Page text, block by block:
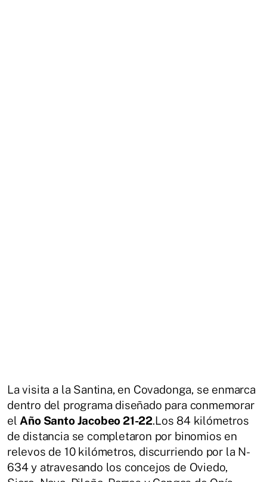
La visita a la Santina, en Covadonga, se enmarca
dentro del programa diseñado para conmemorar
el Año Santo Jacobeo 21-22.Los 84 kilómetros
de distancia se completaron por binomios en
relevos de 10 kilómetros, discurriendo por la N-
634 y atravesando los concejos de Oviedo,